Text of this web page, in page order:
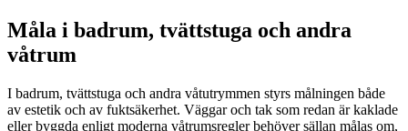
Måla i badrum, tvättstuga och andra
våtrum
I badrum, tvättstuga och andra våtutrymmen styrs målningen både
av estetik och av fuktsäkerhet. Väggar och tak som redan är kaklade
eller byggda enligt moderna våtrumsregler behöver sällan målas om,